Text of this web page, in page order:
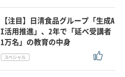
【注目】日清食品グループ「生成A
I活用推進」、2年で「延べ受講者
1万名」の教育の中身